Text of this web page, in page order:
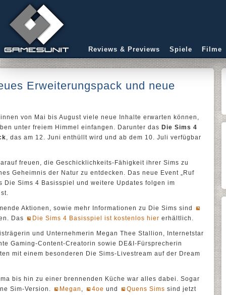
Reviews & Previews Spiele Filme
Erweiterungspack und neue
von Mai bis August viele neue Inhalte erwarten können,
unter freiem Himmel einfangen. Darunter das Die Sims 4
, das am 12. Juni enthüllt wird und ab dem 10. Juli verfügbar
freuen, die Geschicklichkeits-Fähigkeit ihrer Sims zu
Geheimnis der Natur zu entdecken. Das neue Event „Ruf
Die Sims 4 Basisspiel und weitere Updates folgen im
Aktionen, sowie mehr Informationen zu Die Sims sind
Das
Die Sims 4 Basisspiel ist kostenlos hier erhältlich.
und Unternehmerin Megan Thee Stallion, Internetstar
Gaming-Content-Creatorin sowie DE&I-Fürsprecherin
mit einem besonderen Die Sims-Livestream auf der Dream
bis hin zu einer brennenden Küche war alles dabei. Sogar
Sim-Version.
Megan , 4oe und Quens Sims sind jetzt